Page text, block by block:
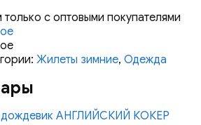
с оптовыми покупателями
Жилеты зимние, Одежда